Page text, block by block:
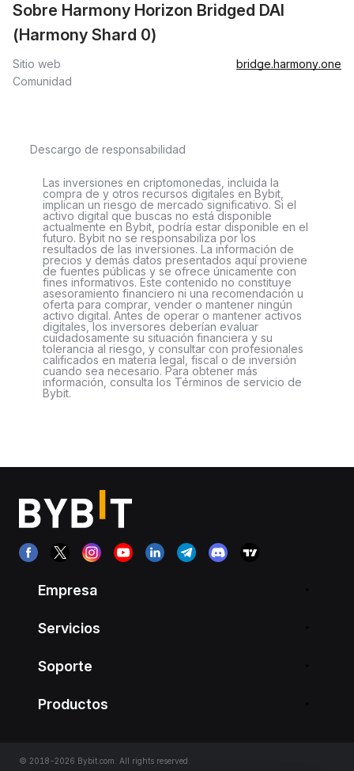
Sobre Harmony Horizon Bridged DAI
(Harmony Shard 0)
Sitio web
bridge.harmony.one
Comunidad
Descargo de responsabilidad
Las inversiones en criptomonedas, incluida la
compra de y otros recursos digitales en Bybit,
implican un riesgo de mercado significativo. Si el
activo digital que buscas no está disponible
actualmente en Bybit, podría estar disponible en el
futuro. Bybit no se responsabiliza por los
resultados de las inversiones. La información de
precios y demás datos presentados aquí proviene
de fuentes públicas y se ofrece únicamente con
fines informativos. Este contenido no constituye
asesoramiento financiero ni una recomendación u
oferta para comprar, vender o mantener ningún
activo digital. Antes de operar o mantener activos
digitales, los inversores deberían evaluar
cuidadosamente su situación financiera y su
tolerancia al riesgo, y consultar con profesionales
calificados en materia legal, fiscal o de inversión
cuando sea necesario. Para obtener más
información, consulta los Términos de servicio de
Bybit.
Empresa
Servicios
Soporte
Productos
© 2018-2026 Bybit.com. All rights reserved.